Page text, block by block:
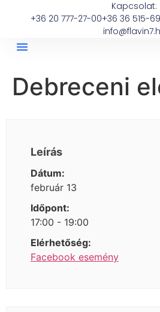
Kapcsolat:
+36 20 777-27-00+36 36 515-
Debreceni
Leírás
Dátum:
február 13
Időpont:
17:00 - 19:00
Elérhetőség:
Facebook esemény